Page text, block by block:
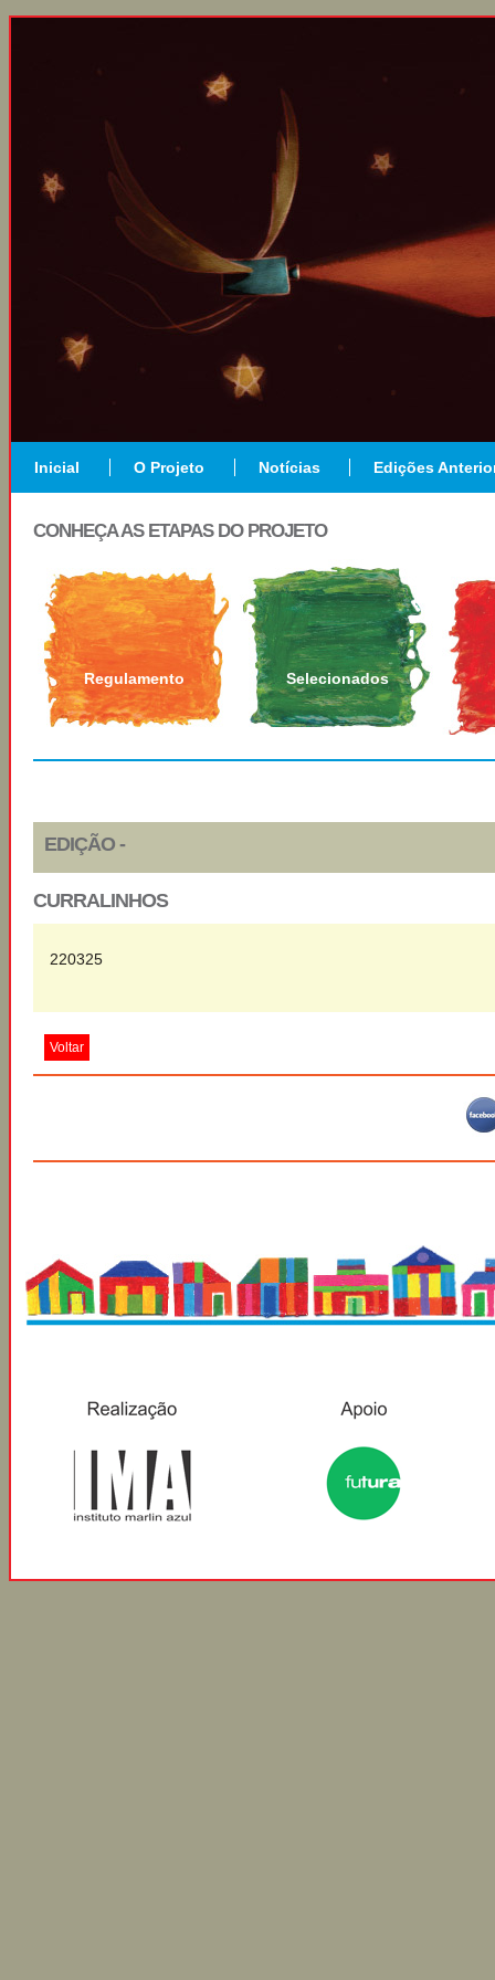
Inicial O Projeto Notícias Edições
CONHEÇA AS ETAPAS DO PROJETO
Regulamento Selecionados
EDIÇÃO -
CURRALINHOS
220325
Voltar